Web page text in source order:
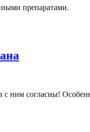
препаратами.
ним согласны!